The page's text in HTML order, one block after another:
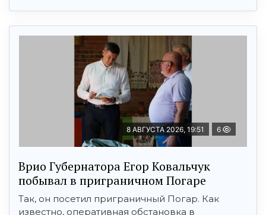
8 АВГУСТА 2026, 19:51 6
Врио Губернатора Егор Ковальчук
побывал в приграничном Погаре
Так, он посетил приграничный Погар. Как
известно, оперативная обстановка в